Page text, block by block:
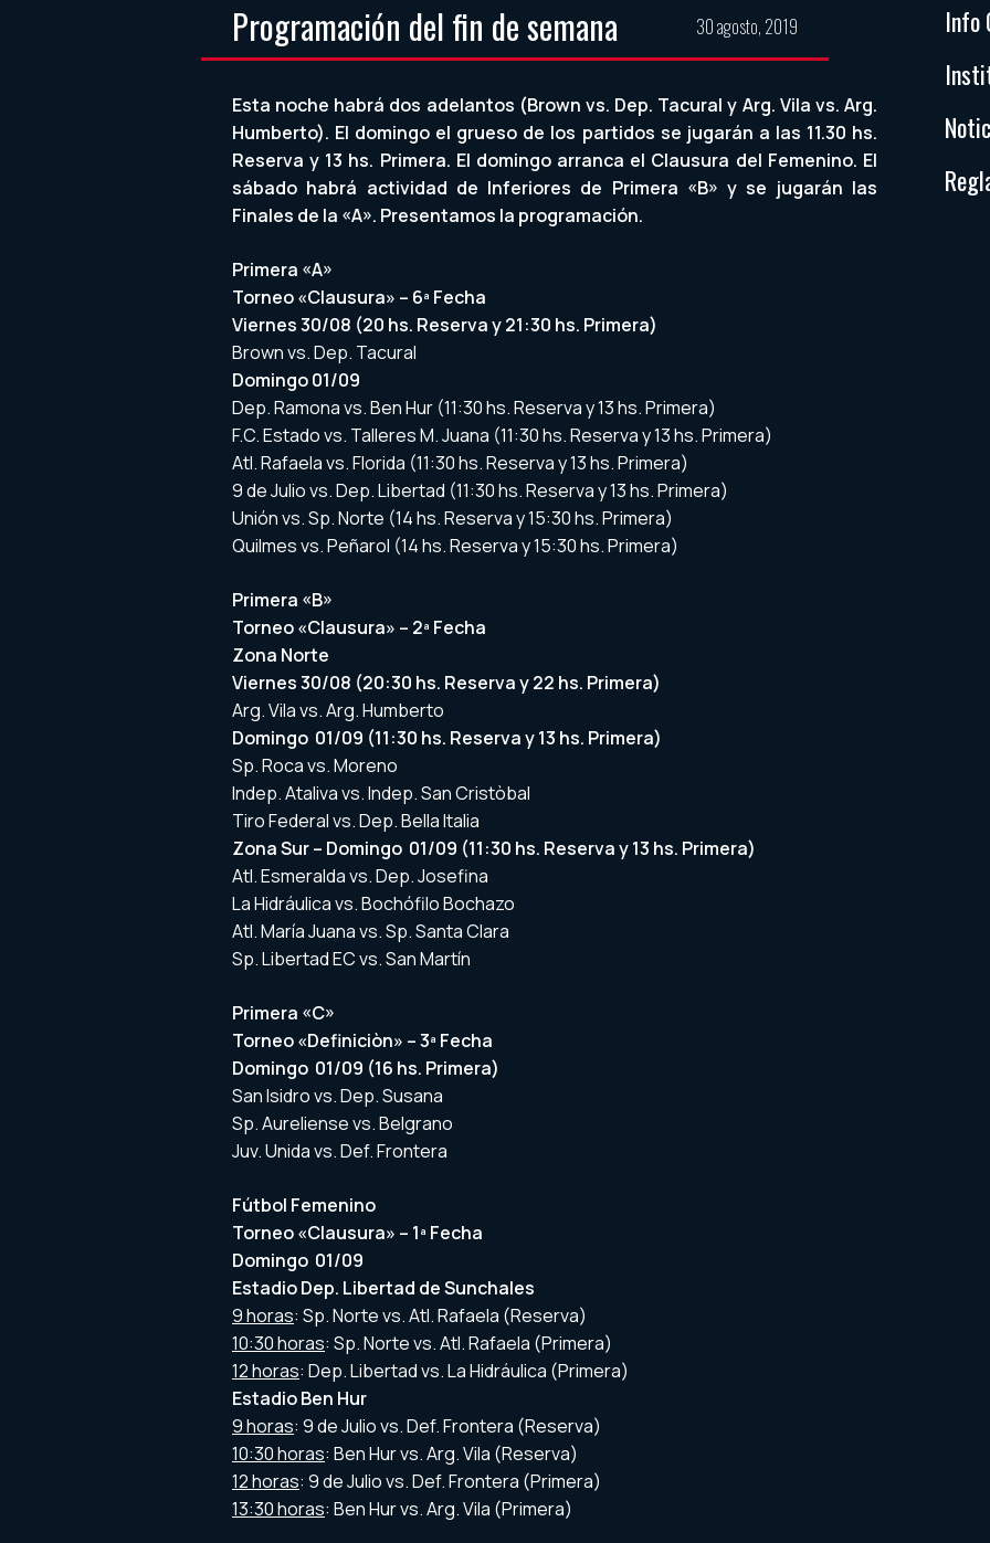
Programación del fin de semana 30 agosto, 2019
Esta noche habrá dos adelantos (Brown vs. Dep. Tacural y Arg. Vila vs. Arg.
Humberto). El domingo el grueso de los partidos se jugarán a las 11.30 hs.
Reserva y 13 hs. Primera. El domingo arranca el Clausura del Femenino. El
sábado habrá actividad de Inferiores de Primera «B» y se jugarán las
Finales de la «A». Presentamos la programación.
Primera «A»
Torneo «Clausura» – 6ª Fecha
Viernes 30/08 (20 hs. Reserva y 21:30 hs. Primera)
Brown vs. Dep. Tacural
Domingo 01/09
Dep. Ramona vs. Ben Hur (11:30 hs. Reserva y 13 hs. Primera)
F.C. Estado vs. Talleres M. Juana (11:30 hs. Reserva y 13 hs. Primera)
Atl. Rafaela vs. Florida (11:30 hs. Reserva y 13 hs. Primera)
9 de Julio vs. Dep. Libertad (11:30 hs. Reserva y 13 hs. Primera)
Unión vs. Sp. Norte (14 hs. Reserva y 15:30 hs. Primera)
Quilmes vs. Peñarol (14 hs. Reserva y 15:30 hs. Primera)
Primera «B»
Torneo «Clausura» – 2ª Fecha
Zona Norte
Viernes 30/08 (20:30 hs. Reserva y 22 hs. Primera)
Arg. Vila vs. Arg. Humberto
Domingo 01/09 (11:30 hs. Reserva y 13 hs. Primera)
Sp. Roca vs. Moreno
Indep. Ataliva vs. Indep. San Cristòbal
Tiro Federal vs. Dep. Bella Italia
Zona Sur – Domingo 01/09 (11:30 hs. Reserva y 13 hs. Primera)
Atl. Esmeralda vs. Dep. Josefina
La Hidráulica vs. Bochófilo Bochazo
Atl. María Juana vs. Sp. Santa Clara
Sp. Libertad EC vs. San Martín
Primera «C»
Torneo «Definiciòn» – 3ª Fecha
Domingo 01/09 (16 hs. Primera)
San Isidro vs. Dep. Susana
Sp. Aureliense vs. Belgrano
Juv. Unida vs. Def. Frontera
Fútbol Femenino
Torneo «Clausura» – 1ª Fecha
Domingo 01/09
Estadio Dep. Libertad de Sunchales
9 horas: Sp. Norte vs. Atl. Rafaela (Reserva)
10:30 horas: Sp. Norte vs. Atl. Rafaela (Primera)
12 horas: Dep. Libertad vs. La Hidráulica (Primera)
Estadio Ben Hur
9 horas: 9 de Julio vs. Def. Frontera (Reserva)
10:30 horas: Ben Hur vs. Arg. Vila (Reserva)
12 horas: 9 de Julio vs. Def. Frontera (Primera)
13:30 horas: Ben Hur vs. Arg. Vila (Primera)
Info